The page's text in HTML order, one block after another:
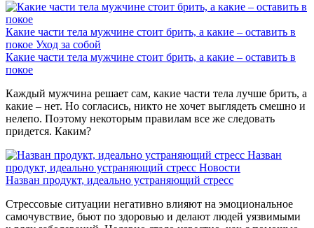
Какие части тела мужчине стоит брить, а какие – оставить в
покое Уход за собой
Какие части тела мужчине стоит брить, а какие – оставить в
покое
Каждый мужчина решает сам, какие части тела лучше брить, а
какие – нет. Но согласись, никто не хочет выглядеть смешно и
нелепо. Поэтому некоторым правилам все же следовать
придется. Каким?
Назван
продукт, идеально устраняющий стресс Новости
Назван продукт, идеально устраняющий стресс
Стрессовые ситуации негативно влияют на эмоциональное
самочувствие, бьют по здоровью и делают людей уязвимыми